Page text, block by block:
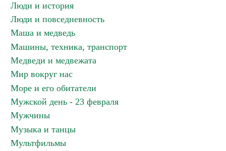
Люди и история
Люди и повседневность
Маша и медведь
Машины, техника, транспорт
Медведи и медвежата
Мир вокруг нас
Море и его обитатели
Мужской день - 23 февраля
Мужчины
Музыка и танцы
Мультфильмы